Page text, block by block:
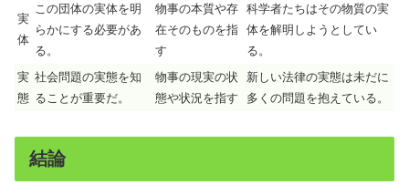
実
体
この団体の実体を明
らかにする必要があ
る。
物事の本質や存
在そのものを指
す
科学者たちはその物質の実
体を解明しようとしてい
る。
実
態
社会問題の実態を知
ることが重要だ。
物事の現実の状
態や状況を指す
新しい法律の実態は未だに
多くの問題を抱えている。
結論